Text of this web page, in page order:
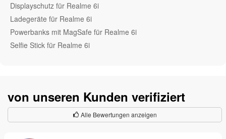
Displayschutz für Realme 6i
Ladegeräte für Realme 6i
Powerbanks mit MagSafe für Realme 6i
Selfie Stick für Realme 6i
von unseren Kunden verifiziert
Alle Bewertungen anzeigen